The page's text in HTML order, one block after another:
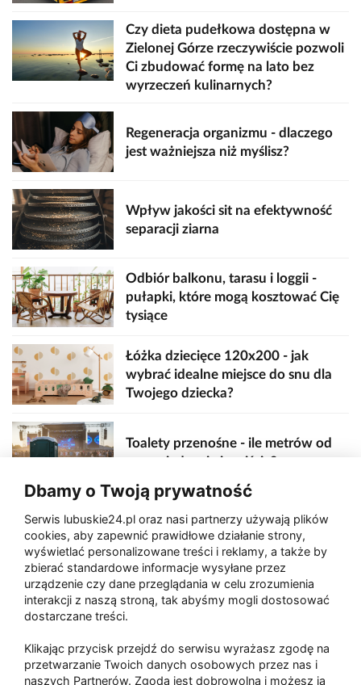
Czy dieta pudełkowa dostępna w
Zielonej Górze rzeczywiście pozwoli
Ci zbudować formę na lato bez
wyrzeczeń kulinarnych?
Regeneracja organizmu - dlaczego
jest ważniejsza niż myślisz?
Wpływ jakości sit na efektywność
separacji ziarna
Odbiór balkonu, tarasu i loggii -
pułapki, które mogą kosztować Cię
tysiące
Łóżka dziecięce 120x200 - jak
wybrać idealne miejsce do snu dla
Twojego dziecka?
Toalety przenośne - ile metrów od
sceny, jedzenia i wejścia?
Zaatakował seniora na "kwadracie"
Akcja po pożarze w Gorzowie.
Ruszyła rozbiórka ściany spalonej
Dbamy o Twoją prywatność
Serwis lubuskie24.pl oraz nasi partnerzy używają plików
cookies, aby zapewnić prawidłowe działanie strony,
wyświetlać personalizowane treści i reklamy, a także by
zbierać standardowe informacje wysyłane przez
urządzenie czy dane przeglądania w celu zrozumienia
interakcji z naszą stroną, tak abyśmy mogli dostosować
dostarczane treści.
Klikając przycisk przejdź do serwisu wyrażasz zgodę na
przetwarzanie Twoich danych osobowych przez nas i
naszych Partnerów. Zgoda jest dobrowolna i możesz ją